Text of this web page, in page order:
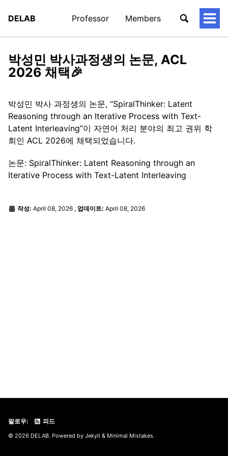
DELAB Professor Members
토
박성민 박사과정생의 논문, ACL
2026 채택🎉
박성민 박사 과정생의 논문, “SpiralThinker: Latent
Reasoning through an Iterative Process with Text-
Latent Interleaving”이 자연어 처리 분야의 최고 권위 학
회인 ACL 2026에 채택되었습니다.
논문: SpiralThinker: Latent Reasoning through an
Iterative Process with Text-Latent Interleaving
작성: April 08, 2026 , 업데이트: April 08, 2026
팔로우: 피드
© 2026 DELAB. Powered by Jekyll & Minimal Mistakes.